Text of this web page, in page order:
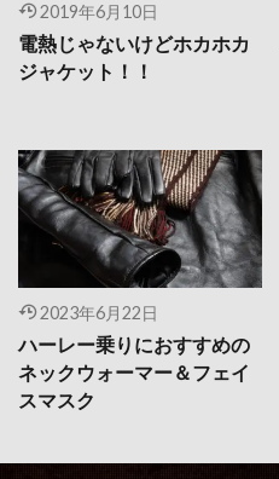
2019年6月10日
電熱じゃないけどホカホカ
ジャケット！！
2023年6月22日
ハーレー乗りにおすすめの
ネックウォーマー＆フェイ
スマスク